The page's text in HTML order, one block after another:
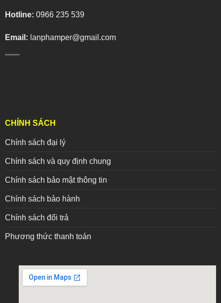
Hotline: 0966 235 539
Email: lanphamper@gmail.com
CHÍNH SÁCH
Chính sách đại lý
Chính sách và quy định chung
Chính sách bảo mật thông tin
Chính sách bảo hành
Chính sách đổi trả
Phương thức thanh toán